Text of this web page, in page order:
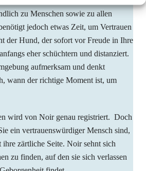
zu Menschen sowie zu allen
jedoch etwas Zeit, um Vertrauen
der Hund, der sofort vor Freude in Ihre
eher schüchtern und distanziert.
aufmerksam und denkt
wann der richtige Moment ist, um
wird von Noir genau registriert. Doch
ein vertrauenswürdiger Mensch sind,
ihre zärtliche Seite. Noir sehnt sich
zu finden, auf den sie sich verlassen